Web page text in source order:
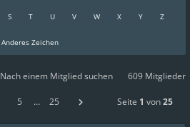
S T U V W X Y Z
Anderes Zeichen
Nach einem Mitglied suchen 609 Mitglieder
5 … 25 Seite 1 von25